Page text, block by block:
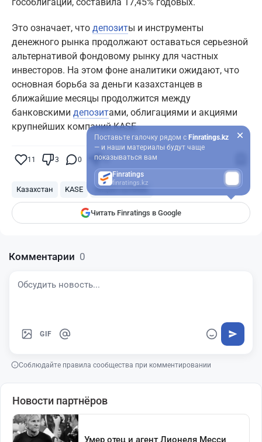
Это означает, что депозиты и инструменты
денежного рынка продолжают оставаться серьезной
альтернативой фондовому рынку для частных
инвесторов. На этом фоне аналитики ожидают, что
основная борьба за деньги казахстанцев в
ближайшие месяцы продолжится между
банковскими депозитами, облигациями и акциями
крупнейших компаний KASE.
11 3 0 12
Казахстан KASE Акции на KASE
Читать Finratings в Google
Поставьте галочку рядом с Finratings.kz
— и наши материалы будут чаще
показываться вам
Finratings
finratings.kz
Комментарии 0
GIF
Соблюдайте правила сообщества при комментировании